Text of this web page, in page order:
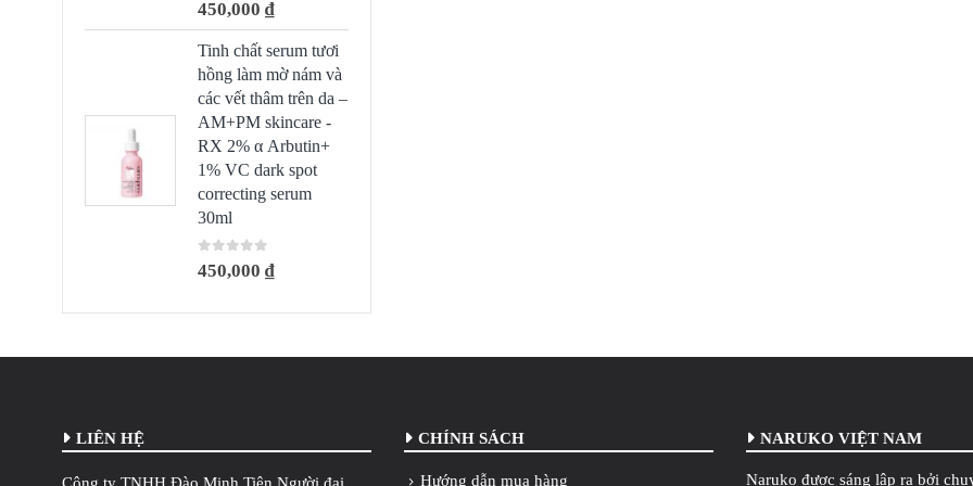
450,000 ₫
Tinh chất serum tươi
hồng làm mờ nám và
các vết thâm trên da –
AM+PM skincare -
RX 2% α Arbutin+
1% VC dark spot
correcting serum
30ml
0 out of 5
450,000 ₫
LIÊN HỆ CHÍNH SÁCH
Hướng dẫn mua hàng
NARUKO VIỆT NAM
Naruko được sáng lập ra bởi